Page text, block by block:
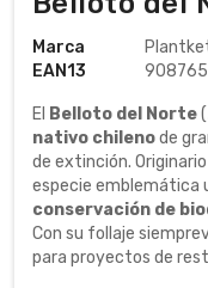
Marca
EAN13
El Belloto del Norte(
nativo chilenode
de extinción.
especie emblemática
conservación de
Con su follaje
para proyectos de